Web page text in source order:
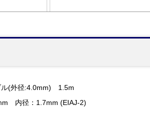
ル(外径:4.0mm) 1.5m
内径：1.7mm (EIAJ-2)